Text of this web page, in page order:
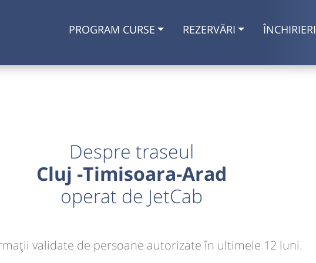
PROGRAM CURSE REZERVĂRI ÎNCHIRIERI
Despre traseul
Cluj -Timisoara-Arad
operat de JetCab
validate de persoane autorizate în ultimele 12 luni.